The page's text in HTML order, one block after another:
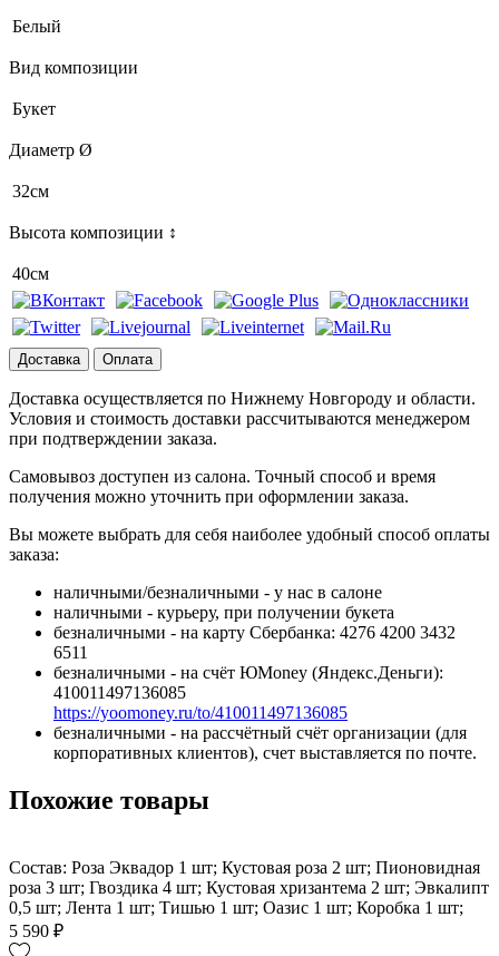
Белый
Вид композиции
Букет
Диаметр Ø
32см
Высота композиции ↕
40см
Доставка Оплата
Доставка осуществляется по Нижнему Новгороду и области.
Условия и стоимость доставки рассчитываются менеджером
при подтверждении заказа.
Самовывоз доступен из салона. Точный способ и время
получения можно уточнить при оформлении заказа.
Вы можете выбрать для себя наиболее удобный способ оплаты
заказа:
наличными/безналичными - у нас в салоне
наличными - курьеру, при получении букета
безналичными - на карту Сбербанка: 4276 4200 3432
6511
безналичными - на счёт ЮMoney (Яндекс.Деньги):
410011497136085
https://yoomoney.ru/to/410011497136085
безналичными - на рассчётный счёт организации (для
корпоративных клиентов), счет выставляется по почте.
Похожие товары
Состав: Роза Эквадор 1 шт; Кустовая роза 2 шт; Пионовидная
роза 3 шт; Гвоздика 4 шт; Кустовая хризантема 2 шт; Эвкалипт
0,5 шт; Лента 1 шт; Тишью 1 шт; Оазис 1 шт; Коробка 1 шт;
5 590 ₽